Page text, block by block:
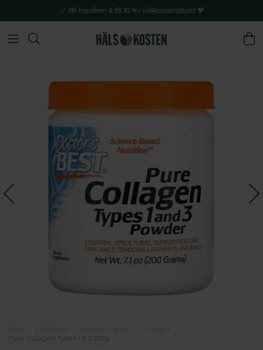
Bli medlem & få 10 % i välkomstrabatt 💚
Pure Collagen Types 1 & 3 200g